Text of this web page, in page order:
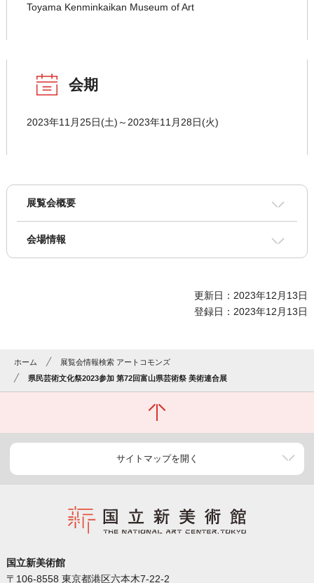
Toyama Kenminkaikan Museum of Art
会期
2023年11月25日(土)～2023年11月28日(火)
展覧会概要
会場情報
更新日：2023年12月13日
登録日：2023年12月13日
ホーム
展覧会情報検索 アートコモンズ
県民芸術文化祭2023参加 第72回富山県芸術祭 美術連合展
サイトマップを開く
国立新美術館
〒106-8558 東京都港区六本木7-22-2